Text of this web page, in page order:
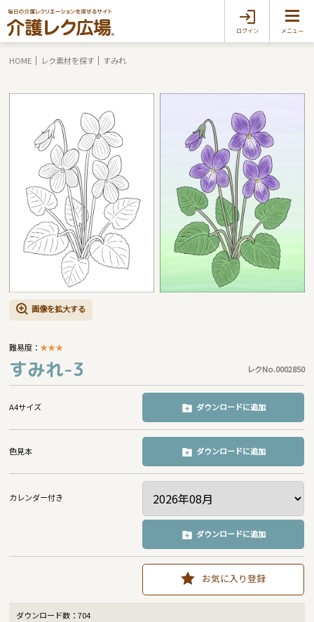
ログイン メニュー
HOME レク素材を探す すみれ
画像を拡大する
難易度：★★★
すみれ-3 レクNo.0002850
A4サイズ ダウンロードに追加
色見本 ダウンロードに追加
カレンダー付き
ダウンロードに追加
お気に入り登録
ダウンロード数：704